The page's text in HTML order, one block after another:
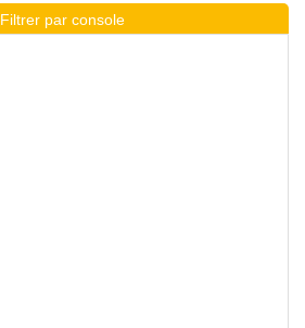
Filtrer par console